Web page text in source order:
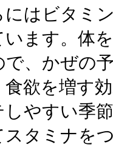
にはビタミ
います。体
で、かぜの
食欲を増す
しやすい季
スタミナを